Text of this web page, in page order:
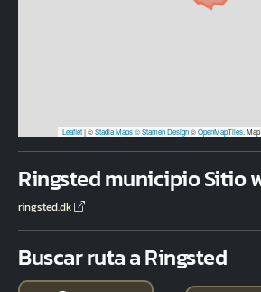
Leaflet|©Stadia Maps© Stamen Design©OpenMapTiles .
Ringsted municipio Sitio
ringsted.dk
Buscar ruta a Ringsted